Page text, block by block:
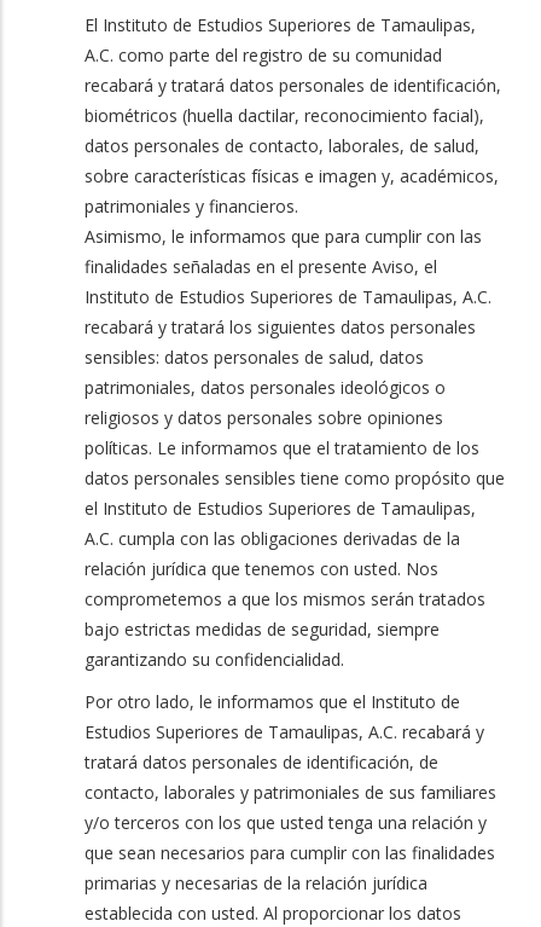
El Instituto de Estudios Superiores de Tamaulipas,
A.C. como parte del registro de su comunidad
recabará y tratará datos personales de identificación,
biométricos (huella dactilar, reconocimiento facial),
datos personales de contacto, laborales, de salud,
sobre características físicas e imagen y, académicos,
patrimoniales y financieros.
Asimismo, le informamos que para cumplir con las
finalidades señaladas en el presente Aviso, el
Instituto de Estudios Superiores de Tamaulipas, A.C.
recabará y tratará los siguientes datos personales
sensibles: datos personales de salud, datos
patrimoniales, datos personales ideológicos o
religiosos y datos personales sobre opiniones
políticas. Le informamos que el tratamiento de los
datos personales sensibles tiene como propósito que
el Instituto de Estudios Superiores de Tamaulipas,
A.C. cumpla con las obligaciones derivadas de la
relación jurídica que tenemos con usted. Nos
comprometemos a que los mismos serán tratados
bajo estrictas medidas de seguridad, siempre
garantizando su confidencialidad.
Por otro lado, le informamos que el Instituto de
Estudios Superiores de Tamaulipas, A.C. recabará y
tratará datos personales de identificación, de
contacto, laborales y patrimoniales de sus familiares
y/o terceros con los que usted tenga una relación y
que sean necesarios para cumplir con las finalidades
primarias y necesarias de la relación jurídica
establecida con usted. Al proporcionar los datos